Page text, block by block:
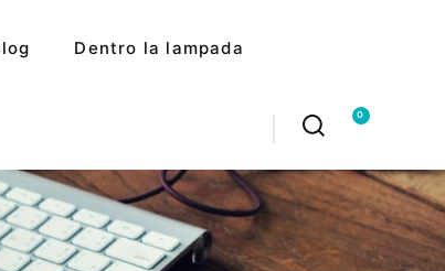
Dentro la lampada
0